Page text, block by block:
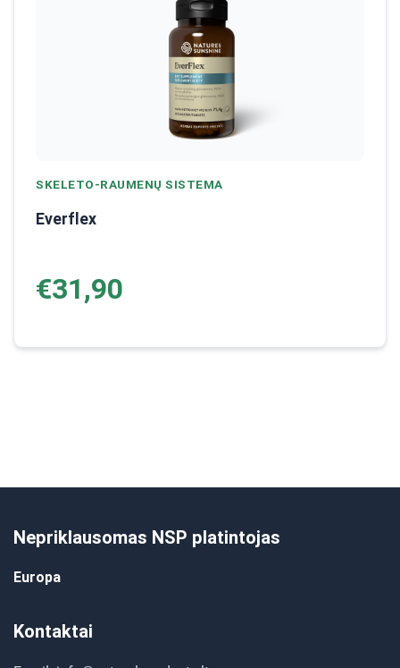
SKELETO-RAUMENŲ SISTEMA
Everflex
€31,90
Nepriklausomas NSP platintojas
Europa
Kontaktai